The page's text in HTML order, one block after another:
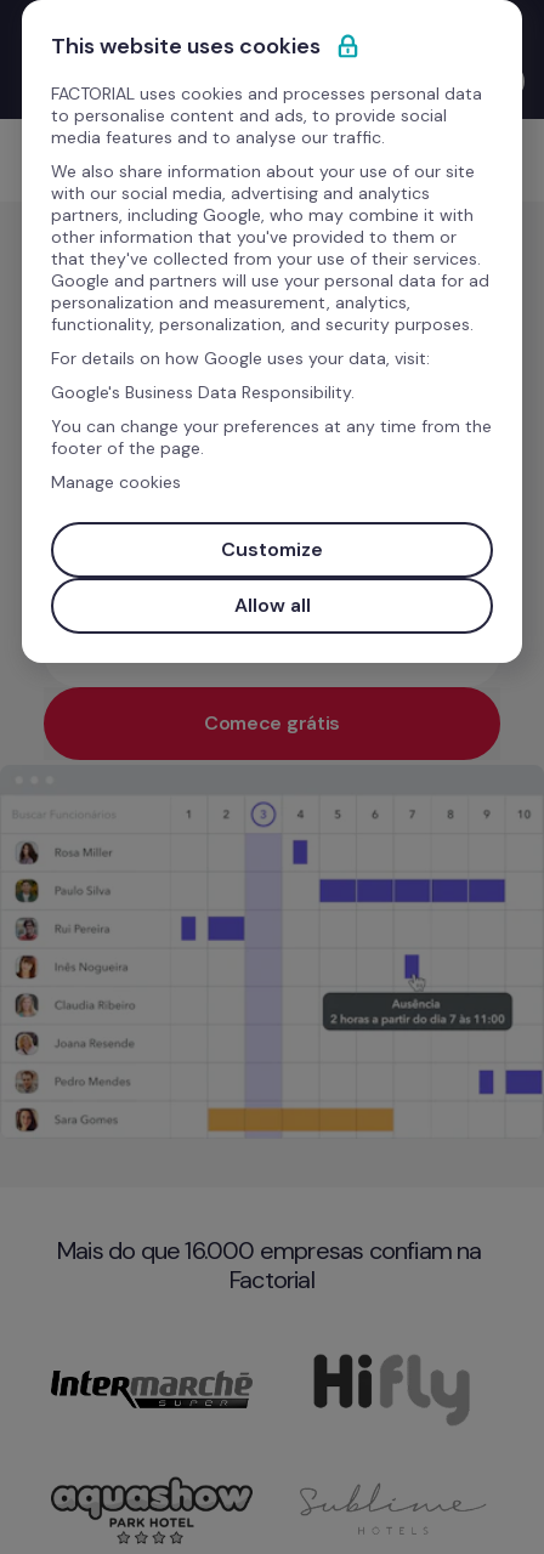
Saltar para o conteúdo
Novo Product Launches with the CEO: o Bernat Farrero
finalmente fala a tua língua. Literalmente — graças à IA.
Comece grátis
Gestão de ausências e
férias por horas
Utilize uma forma mais flexível de gerir as
ausências dos seus funcionários, recolha mais
dados sobre as ausências da sua empresa, crie
horários e adapte-os a qualquer acordo ou
contrato de trabalho.
Comece grátis
Mais do que 16.000 empresas confiam na
Factorial
This website uses cookies
FACTORIAL uses cookies and processes personal data
to personalise content and ads, to provide social
media features and to analyse our traffic.
We also share information about your use of our site
with our social media, advertising and analytics
partners, including Google, who may combine it with
other information that you've provided to them or
that they've collected from your use of their services.
Google and partners will use your personal data for ad
personalization and measurement, analytics,
functionality, personalization, and security purposes.
For details on how Google uses your data, visit:
Google's Business Data Responsibility.
You can change your preferences at any time from the
footer of the page.
Manage cookies
Customize
Allow all